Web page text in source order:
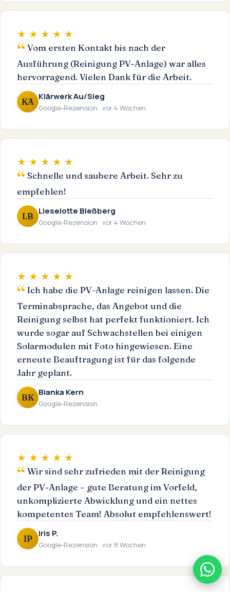
★ ★ ★ ★ ★
Vom ersten Kontakt bis nach der
Ausführung (Reinigung PV-Anlage) war alles
hervorragend. Vielen Dank für die Arbeit.
KA Klärwerk Au/Sieg
Google-Rezension · vor 4 Wochen
★ ★ ★ ★ ★
Schnelle und saubere Arbeit. Sehr zu
empfehlen!
LB Lieselotte Bleßberg
Google-Rezension · vor 4 Wochen
★ ★ ★ ★ ★
Ich habe die PV-Anlage reinigen lassen. Die
Terminabsprache, das Angebot und die
Reinigung selbst hat perfekt funktioniert. Ich
wurde sogar auf Schwachstellen bei einigen
Solarmodulen mit Foto hingewiesen. Eine
erneute Beauftragung ist für das folgende
Jahr geplant.
BK Bianka Kern
Google-Rezension
★ ★ ★ ★ ★
Wir sind sehr zufrieden mit der Reinigung
der PV-Anlage – gute Beratung im Vorfeld,
unkomplizierte Abwicklung und ein nettes
kompetentes Team! Absolut empfehlenswert!
IP Iris P.
Google-Rezension · vor 8 Wochen